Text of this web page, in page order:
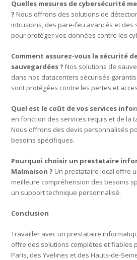
Quelles mesures de cybersécurité
? Nous offrons des solutions de
intrusions, des pare-feu avancés et des
pour protéger vos données contre les
Comment assurez-vous la sécurité
sauvegardées ? Nos solutions de
dans nos datacenters sécurisés
sont protégées contre les pertes et
Quel est le coût de vos services
en fonction des services requis et de la
Nous offrons des devis personnalisés
besoins spécifiques.
Pourquoi choisir un prestataire
Malmaison ? Un prestataire local offre
meilleure compréhension des besoins
un support technique personnalisé.
Conclusion
Travailler avec un prestataire
offre des solutions complètes et fiables
Paris, des Yvelines et des Hauts-de-